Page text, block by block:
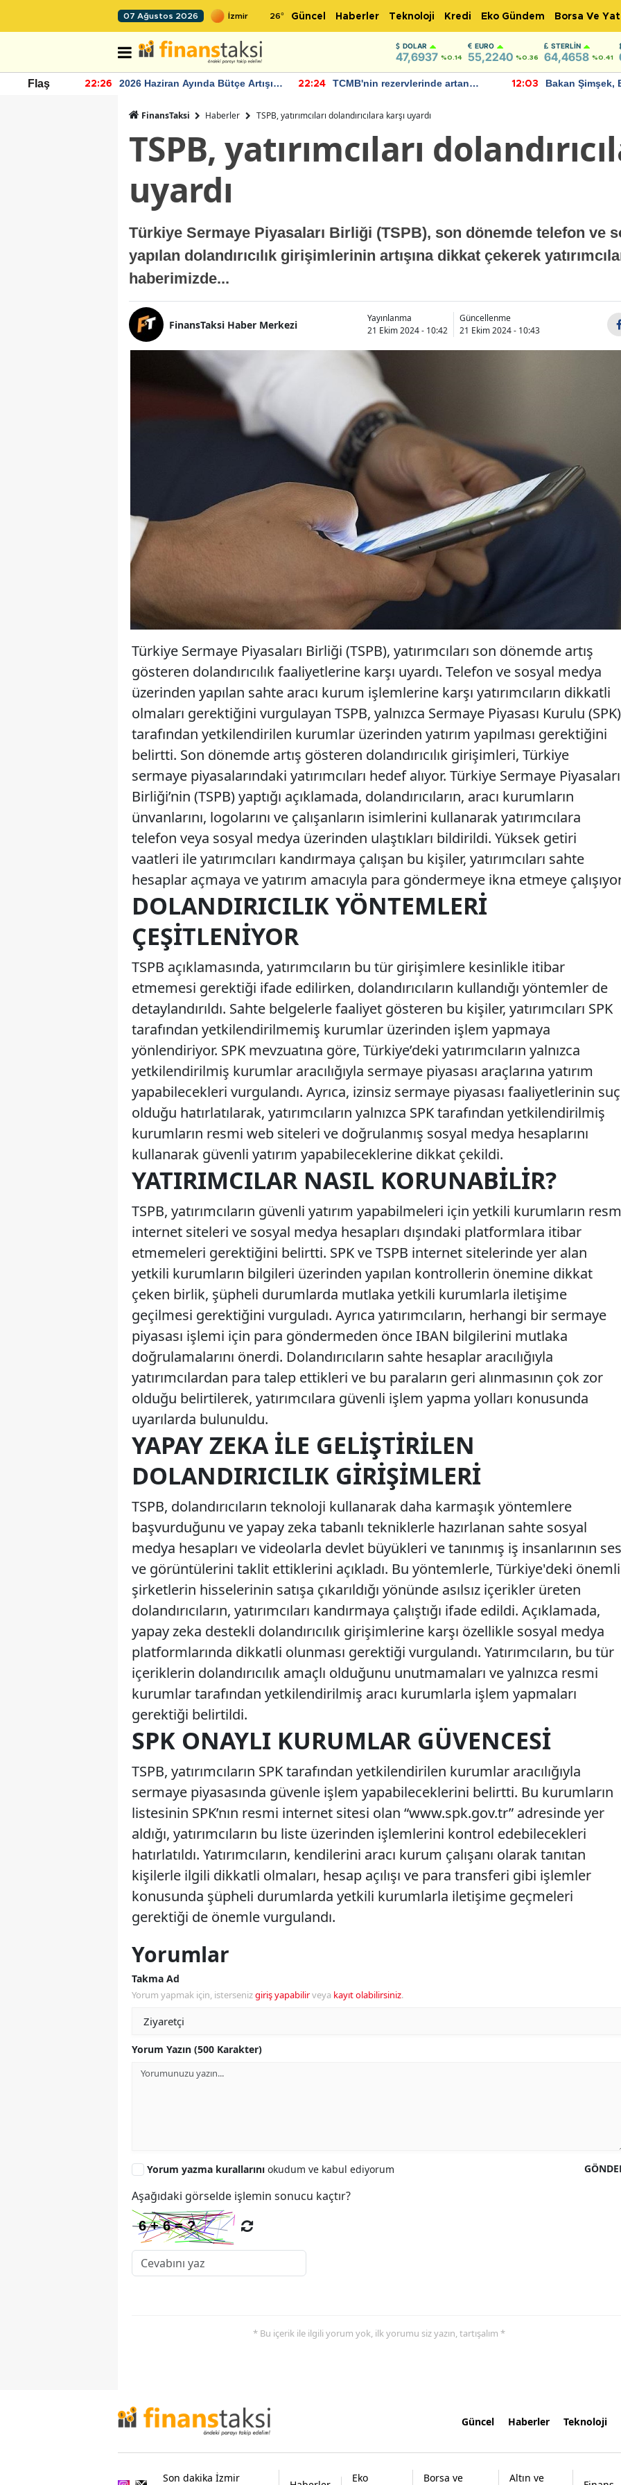
07 Ağustos 2026 26° Güncel Haberler Teknoloji Kredi Eko Gündem Borsa Ve
DOLAR
47,6937 %0.14
EURO
55,2240 %0.36
STERLIN
64,4658 %0.41
Flaş 22:26
2026 Haziran Ayında Bütçe Artışı
22:24
TCMB'nin rezervlerinde artan
12:03
Bakan Şimşek,
FinansTaksi Haberler TSPB, yatırımcıları dolandırıcılara karşı uyardı
TSPB, yatırımcıları
uyardı
Türkiye Sermaye Piyasaları Birliği (TSPB), son dönemde telefon ve
yapılan dolandırıcılık girişimlerinin artışına dikkat çekerek
haberimizde...
FinansTaksi Haber Merkezi
Yayınlanma
21 Ekim 2024 - 10:42
Güncellenme
21 Ekim 2024 - 10:43
Türkiye Sermaye Piyasaları Birliği (TSPB), yatırımcıları son dönemde artış
gösteren dolandırıcılık faaliyetlerine karşı uyardı. Telefon ve sosyal medya
üzerinden yapılan sahte aracı kurum işlemlerine karşı yatırımcıların dikkatli
olmaları gerektiğini vurgulayan TSPB, yalnızca Sermaye Piyasası Kurulu (SPK)
tarafından yetkilendirilen kurumlar üzerinden yatırım yapılması gerektiğini
belirtti. Son dönemde artış gösteren dolandırıcılık girişimleri, Türkiye
sermaye piyasalarındaki yatırımcıları hedef alıyor. Türkiye Sermaye Piyasaları
Birliği’nin (TSPB) yaptığı açıklamada, dolandırıcıların, aracı kurumların
ünvanlarını, logolarını ve çalışanların isimlerini kullanarak yatırımcılara
telefon veya sosyal medya üzerinden ulaştıkları bildirildi. Yüksek getiri
vaatleri ile yatırımcıları kandırmaya çalışan bu kişiler, yatırımcıları sahte
hesaplar açmaya ve yatırım amacıyla para göndermeye ikna etmeye
DOLANDIRICILIK YÖNTEMLERI
ÇEŞITLENIYOR
TSPB açıklamasında, yatırımcıların bu tür girişimlere kesinlikle itibar
etmemesi gerektiği ifade edilirken, dolandırıcıların kullandığı yöntemler de
detaylandırıldı. Sahte belgelerle faaliyet gösteren bu kişiler, yatırımcıları SPK
tarafından yetkilendirilmemiş kurumlar üzerinden işlem yapmaya
yönlendiriyor. SPK mevzuatına göre, Türkiye’deki yatırımcıların yalnızca
yetkilendirilmiş kurumlar aracılığıyla sermaye piyasası araçlarına yatırım
yapabilecekleri vurgulandı. Ayrıca, izinsiz sermaye piyasası faaliyetlerinin suç
olduğu hatırlatılarak, yatırımcıların yalnızca SPK tarafından yetkilendirilmiş
kurumların resmi web siteleri ve doğrulanmış sosyal medya hesaplarını
kullanarak güvenli yatırım yapabileceklerine dikkat çekildi.
YATIRIMCILAR NASIL KORUNABILIR?
TSPB, yatırımcıların güvenli yatırım yapabilmeleri için yetkili kurumların
internet siteleri ve sosyal medya hesapları dışındaki platformlara itibar
etmemeleri gerektiğini belirtti. SPK ve TSPB internet sitelerinde yer alan
yetkili kurumların bilgileri üzerinden yapılan kontrollerin önemine dikkat
çeken birlik, şüpheli durumlarda mutlaka yetkili kurumlarla iletişime
geçilmesi gerektiğini vurguladı. Ayrıca yatırımcıların, herhangi bir sermaye
piyasası işlemi için para göndermeden önce IBAN bilgilerini mutlaka
doğrulamalarını önerdi. Dolandırıcıların sahte hesaplar aracılığıyla
yatırımcılardan para talep ettikleri ve bu paraların geri alınmasının çok zor
olduğu belirtilerek, yatırımcılara güvenli işlem yapma yolları konusunda
uyarılarda bulunuldu.
YAPAY ZEKA ILE GELIŞTIRILEN
DOLANDIRICILIK GIRIŞIMLERI
TSPB, dolandırıcıların teknoloji kullanarak daha karmaşık yöntemlere
başvurduğunu ve yapay zeka tabanlı tekniklerle hazırlanan sahte sosyal
medya hesapları ve videolarla devlet büyükleri ve tanınmış iş insanlarının ses
ve görüntülerini taklit ettiklerini açıkladı. Bu yöntemlerle, Türkiye'deki önemli
şirketlerin hisselerinin satışa çıkarıldığı yönünde asılsız içerikler üreten
dolandırıcıların, yatırımcıları kandırmaya çalıştığı ifade edildi. Açıklamada,
yapay zeka destekli dolandırıcılık girişimlerine karşı özellikle sosyal medya
platformlarında dikkatli olunması gerektiği vurgulandı. Yatırımcıların, bu tür
içeriklerin dolandırıcılık amaçlı olduğunu unutmamaları ve yalnızca resmi
kurumlar tarafından yetkilendirilmiş aracı kurumlarla işlem yapmaları
gerektiği belirtildi.
SPK ONAYLI KURUMLAR GÜVENCESI
TSPB, yatırımcıların SPK tarafından yetkilendirilen kurumlar aracılığıyla
sermaye piyasasında güvenle işlem yapabileceklerini belirtti. Bu kurumların
listesinin SPK’nın resmi internet sitesi olan “www.spk.gov.tr” adresinde yer
aldığı, yatırımcıların bu liste üzerinden işlemlerini kontrol edebilecekleri
hatırlatıldı. Yatırımcıların, kendilerini aracı kurum çalışanı olarak tanıtan
kişilerle ilgili dikkatli olmaları, hesap açılışı ve para transferi gibi işlemler
konusunda şüpheli durumlarda yetkili kurumlarla iletişime geçmeleri
gerektiği de önemle vurgulandı.
Yorumlar
Takma Ad
Yorum yapmak için, istersenizgiriş yapabilirveya kayıt olabilirsiniz.
Yorum Yazın (500 Karakter)
Yorum yazma kurallarını okudum ve kabul ediyorum
Aşağıdaki görselde işlemin sonucu kaçtır?
* Bu içerik ile ilgili yorum yok, ilk yorumu siz yazın, tartışalım *
Güncel Haberler Teknoloji
Son dakika İzmir
Eko
Borsa ve
Altın ve